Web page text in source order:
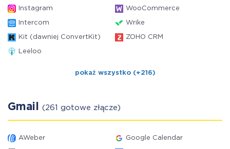
Instagram WooCommerce
Intercom Wrike
Kit (dawniej ConvertKit) ZOHO CRM
Leeloo
pokaż wszystko (+216)
Gmail (261 gotowe złącze)
AWeber Google Calendar